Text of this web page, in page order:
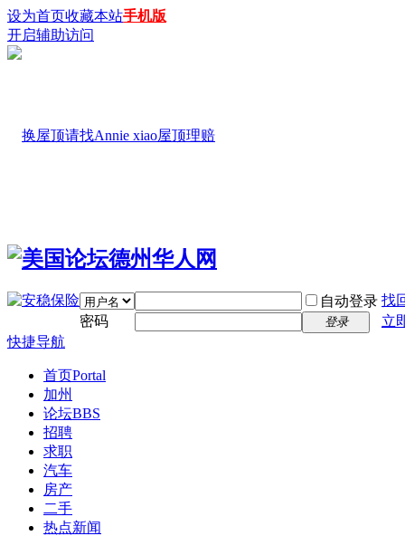
设为首页收藏本站手机版
开启辅助访问
自动登录 找
密码
登录
立
快捷导航
首页Portal
加州
论坛BBS
招聘
求职
汽车
房产
二手
热点新闻